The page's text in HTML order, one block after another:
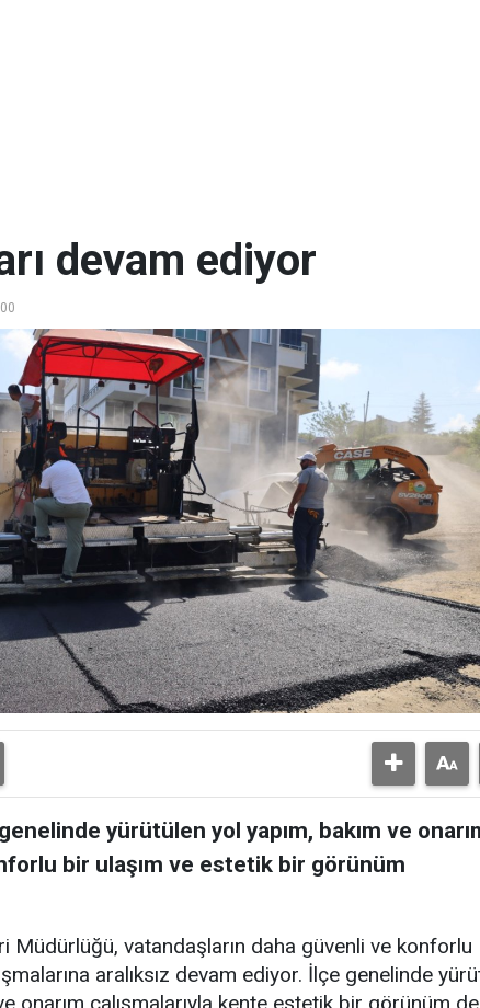
devam ediyor
yürütülen yol yapım, bakım ve
bir ulaşım ve estetik bir görünüm
Müdürlüğü, vatandaşların daha güvenli ve konforlu
aralıksız devam ediyor. İlçe genelinde
onarım çalışmalarıyla kente estetik bir görünüm de